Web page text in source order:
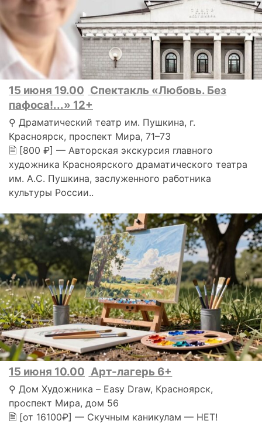
15 июня 19.00 Спектакль «Любовь. Без
пафоса!...» 12+
⚲ Драматический театр им. Пушкина, г.
Красноярск, проспект Мира, 71–73
🗎 [800 ₽] — Авторская экскурсия главного
художника Красноярского драматического театра
им. А.С. Пушкина, заслуженного работника
культуры России..
15 июня 10.00 Арт-лагерь 6+
⚲ Дом Художника – Easy Draw, Красноярск,
проспект Мира, дом 56
🗎 [от 16100₽] — Скучным каникулам — НЕТ!